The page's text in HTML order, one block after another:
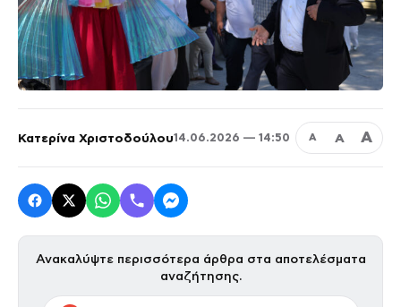
Κατερίνα Χριστοδούλου14.06.2026 — 14:50 Α Α Α
Ανακαλύψτε περισσότερα άρθρα στα αποτελέσματα
αναζήτησης.